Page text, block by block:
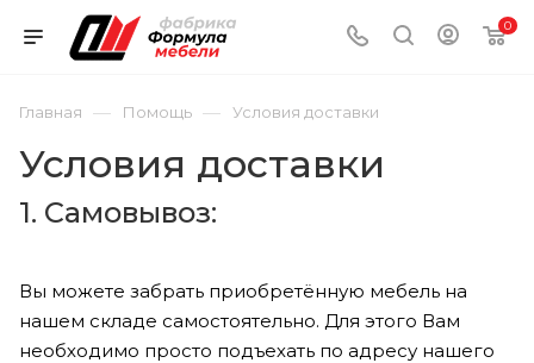
0
Главная — Помощь — Условия доставки
Условия доставки
1. Самовывоз:
Вы можете забрать приобретённую мебель на
нашем складе самостоятельно. Для этого Вам
необходимо просто подъехать по адресу нашего